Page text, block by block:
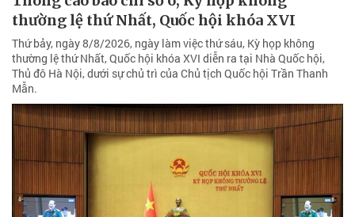
thường lệ thứ Nhất, Quốc hội khóa XVI
Thứ bảy, ngày 8/8/2026, ngày làm việc thứ sáu, Kỳ họp không
thường lệ thứ Nhất, Quốc hội khóa XVI diễn ra tại Nhà Quốc hội,
Thủ đô Hà Nội, dưới sự chủ trì của Chủ tịch Quốc hội Trần Thanh
Mẫn.